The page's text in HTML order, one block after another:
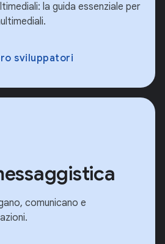
la guida essenziale per
sviluppatori
comunicano e